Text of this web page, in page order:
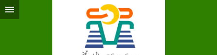
跳到主要內容區塊